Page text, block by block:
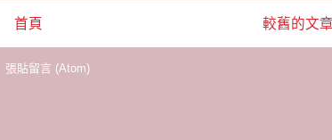
較舊的文章
首頁
張貼留言 (Atom)